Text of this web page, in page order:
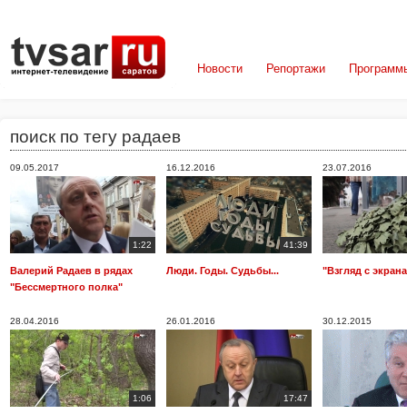
Новости Репортажи
поиск по тегу радаев
09.05.2017
1:22
Валерий Радаев в рядах
"Бессмертного полка"
16.12.2016
41:39
Люди. Годы. Судьбы...
23.07.2016
"Взгляд с
28.04.2016
1:06
26.01.2016
17:47
30.12.2015